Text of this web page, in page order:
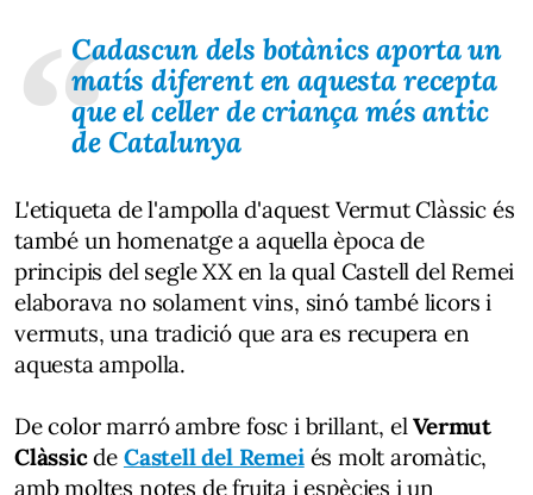
Cadascun dels botànics aporta un
matís diferent en aquesta recepta
que el celler de criança més antic
de Catalunya
L'etiqueta de l'ampolla d'aquest Vermut Clàssic és
també un homenatge a aquella època de
principis del segle XX en la qual Castell del Remei
elaborava no solament vins, sinó també licors i
vermuts, una tradició que ara es recupera en
aquesta ampolla.
De color marró ambre fosc i brillant, elVermut
Clàssicde Castell del Remeiés molt aromàtic,
amb moltes notes de fruita i espècies i un